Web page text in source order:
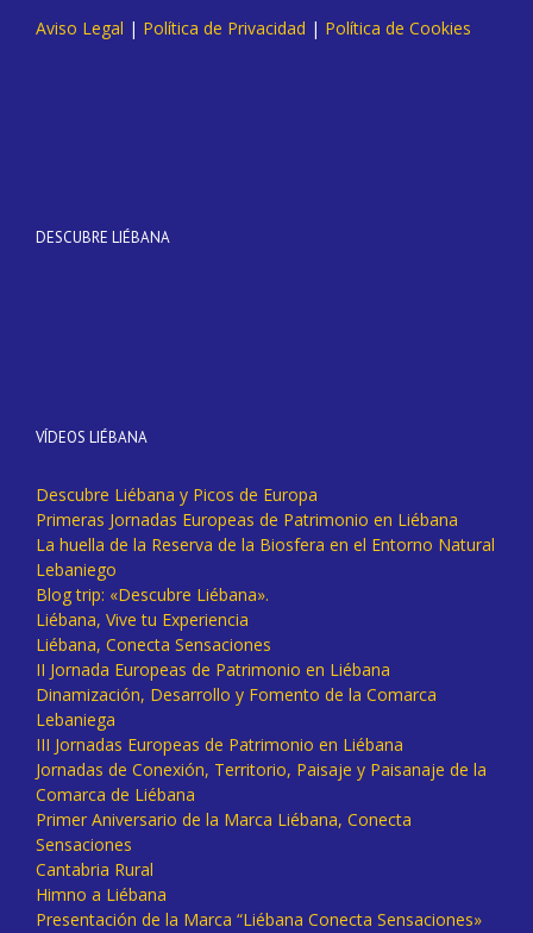
Aviso Legal | Política de Privacidad | Política de Cookies
DESCUBRE LIÉBANA
VÍDEOS LIÉBANA
Descubre Liébana y Picos de Europa
Primeras Jornadas Europeas de Patrimonio en Liébana
La huella de la Reserva de la Biosfera en el Entorno Natural
Lebaniego
Blog trip: «Descubre Liébana».
Liébana, Vive tu Experiencia
Liébana, Conecta Sensaciones
II Jornada Europeas de Patrimonio en Liébana
Dinamización, Desarrollo y Fomento de la Comarca
Lebaniega
III Jornadas Europeas de Patrimonio en Liébana
Jornadas de Conexión, Territorio, Paisaje y Paisanaje de la
Comarca de Liébana
Primer Aniversario de la Marca Liébana, Conecta
Sensaciones
Cantabria Rural
Himno a Liébana
Presentación de la Marca “Liébana Conecta Sensaciones»